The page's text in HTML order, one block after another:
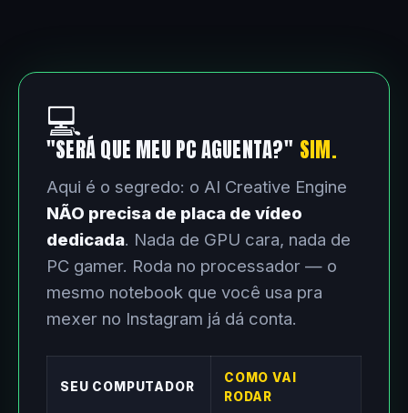
💻
"SERÁ QUE MEU PC AGUENTA?" SIM.
Aqui é o segredo: o AI Creative Engine
NÃO precisa de placa de vídeo
dedicada. Nada de GPU cara, nada de
PC gamer. Roda no processador — o
mesmo notebook que você usa pra
mexer no Instagram já dá conta.
SEU COMPUTADOR
COMO VAI
RODAR